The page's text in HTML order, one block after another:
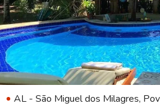
AL - São Miguel dos Milagres,